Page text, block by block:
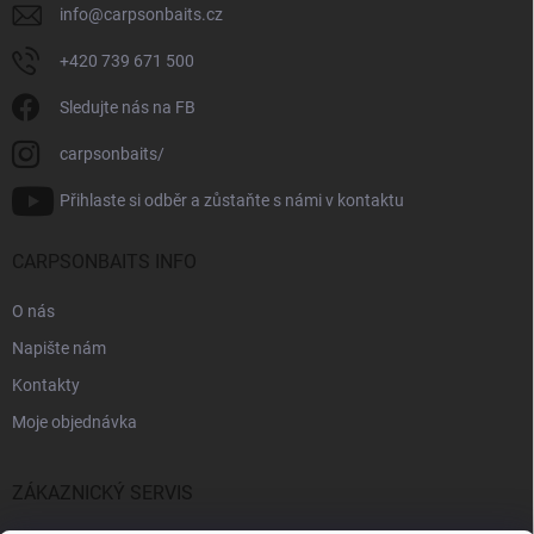
info@carpsonbaits.cz
+420 739 671 500
Sledujte nás na FB
carpsonbaits/
Přihlaste si odběr a zůstaňte s námi v kontaktu
CARPSONBAITS INFO
O nás
Napište nám
Kontakty
Moje objednávka
ZÁKAZNICKÝ SERVIS